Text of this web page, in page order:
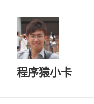
程序猿小卡